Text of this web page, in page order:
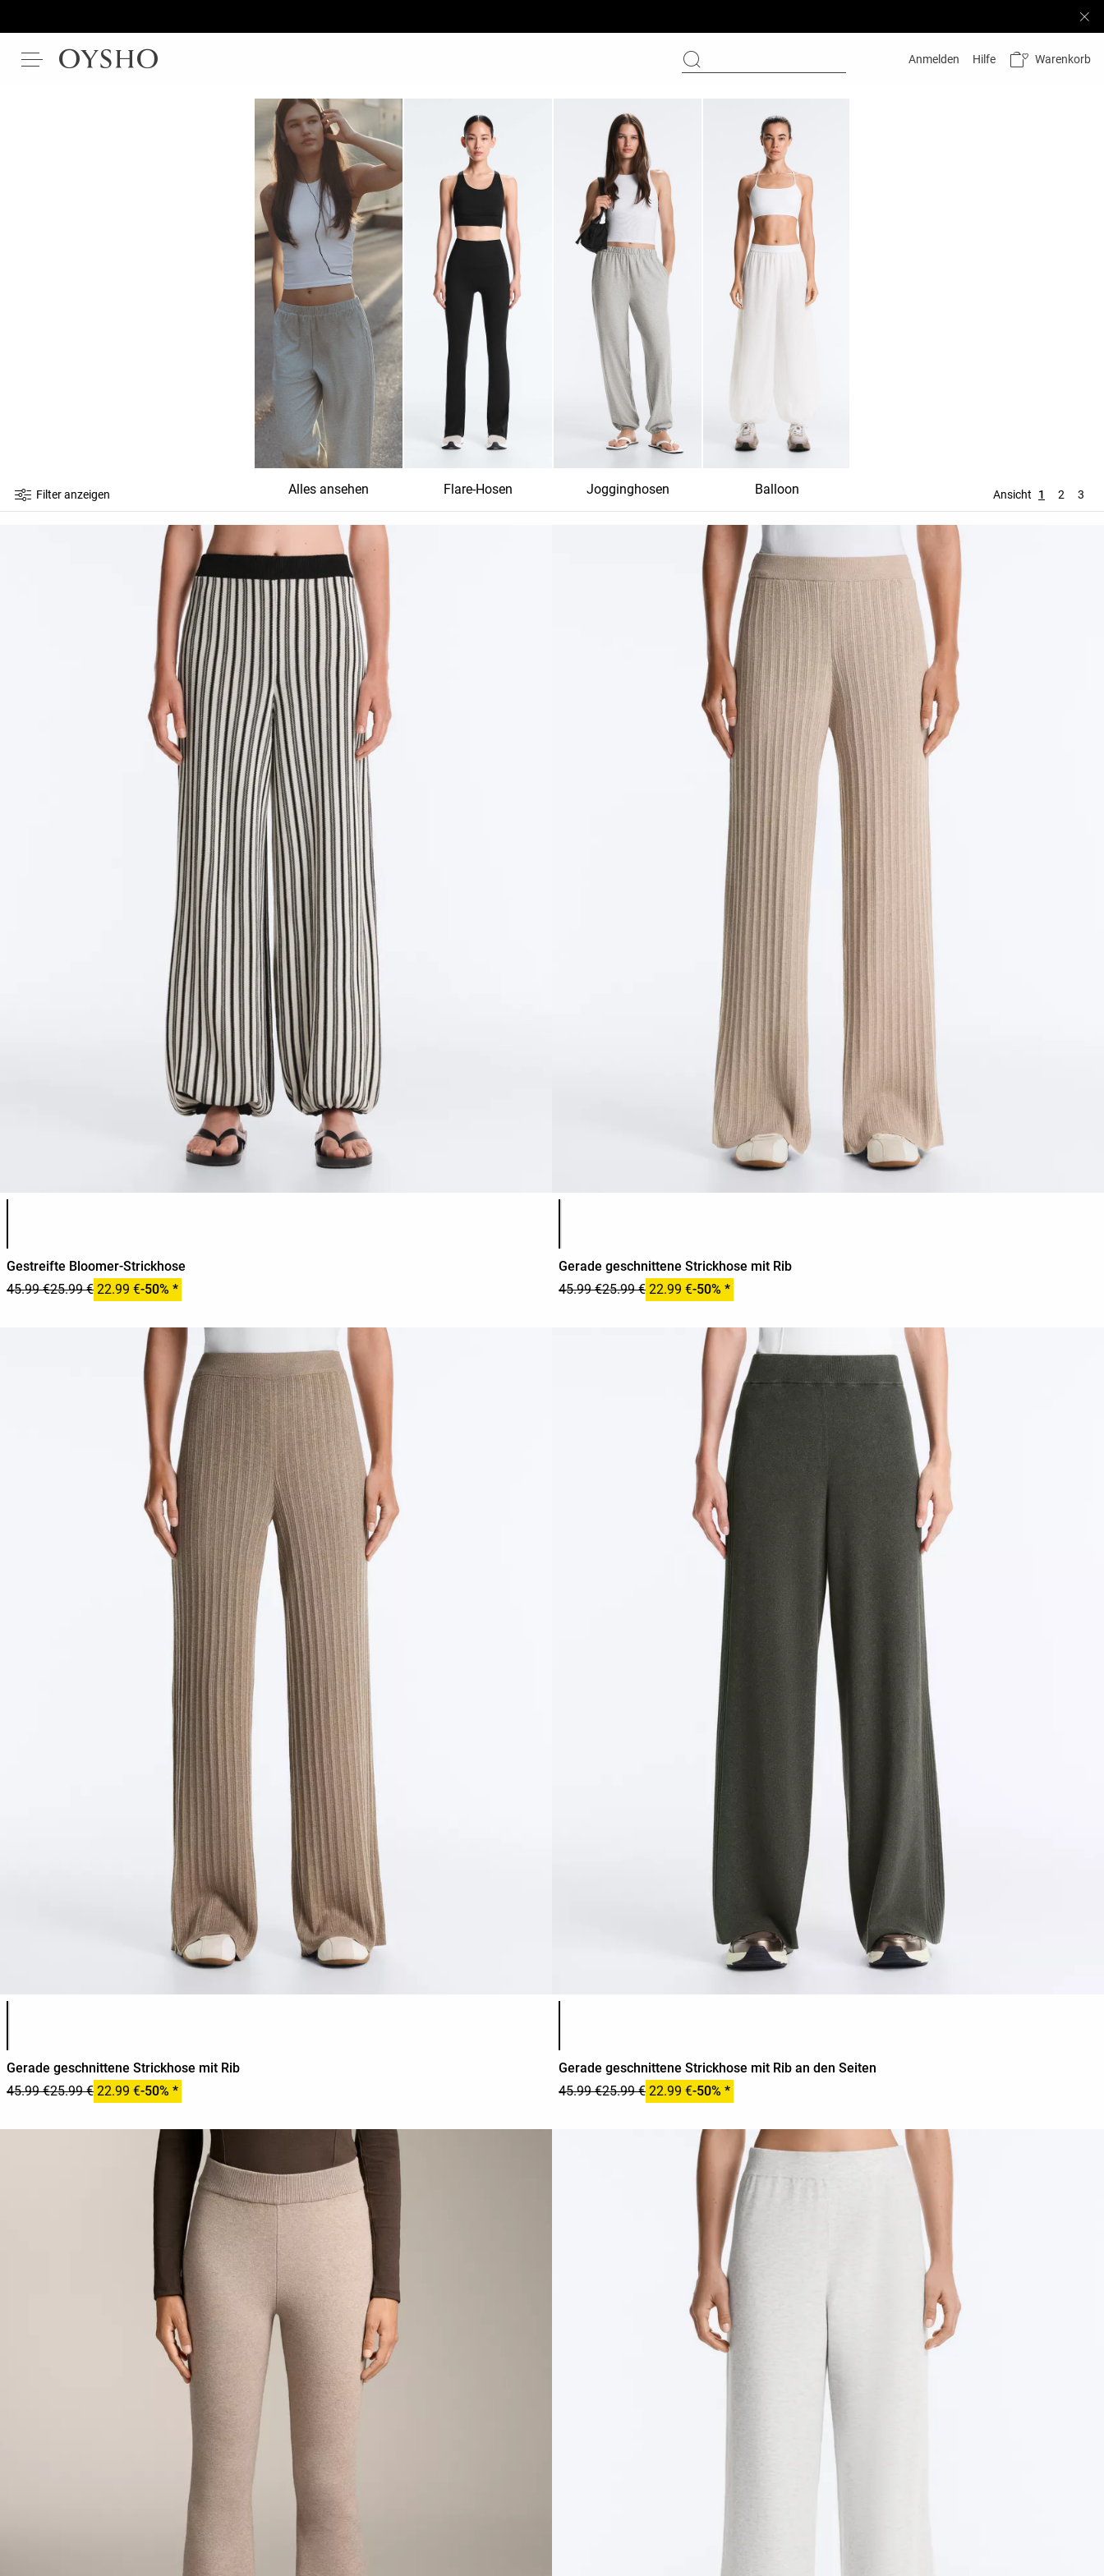
Anmelden Hilfe Warenkorb
Filter anzeigen Alles ansehen Flare-Hosen Jogginghosen Balloon Wide Leg
Ansicht 1 2 3
Produktfarbliste
Gestreifte Bloomer-Strickhose
45.99 €25.99 € 22.99 €-50% *
Produktfarbliste
Gerade geschnittene Strickhose mit Rib
45.99 €25.99 € 22.99 €-50% *
Gerade geschnittene Strickhose mit Rib
45.99 €25.99 € 22.99 €-50% *
Gerade geschnittene Strickhose mit Rib an den Seiten
45.99 €25.99 € 22.99 €-50% *